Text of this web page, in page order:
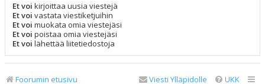
Et voi kirjoittaa uusia viestejä
Et voi vastata viestiketjuihin
Et voi muokata omia viestejäsi
Et voi poistaa omia viestejäsi
Et voi lähettää liitetiedostoja
Foorumin etusivu UKK
Viesti Ylläpidolle